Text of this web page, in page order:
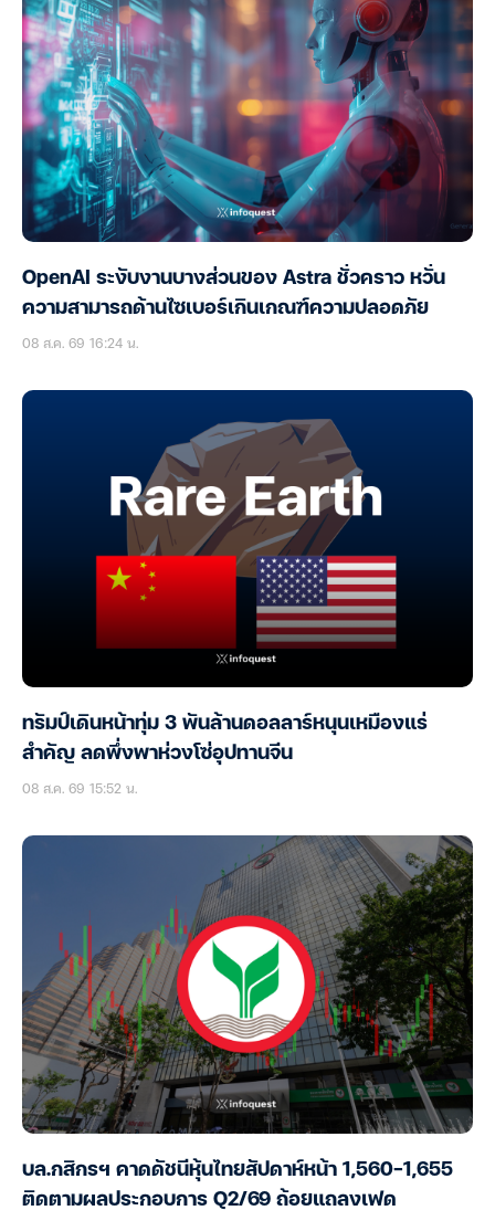
OpenAI ระงับงานบางส่วนของ Astra ชั่วคราว หวั่น
ความสามารถด้านไซเบอร์เกินเกณฑ์ความปลอดภัย
08 ส.ค. 69 16:24 น.
ทรัมป์เดินหน้าทุ่ม 3 พันล้านดอลลาร์หนุนเหมืองแร่
สำคัญ ลดพึ่งพาห่วงโซ่อุปทานจีน
08 ส.ค. 69 15:52 น.
บล.กสิกรฯ คาดดัชนีหุ้นไทยสัปดาห์หน้า 1,560-1,655
ติดตามผลประกอบการ Q2/69 ถ้อยแถลงเฟด